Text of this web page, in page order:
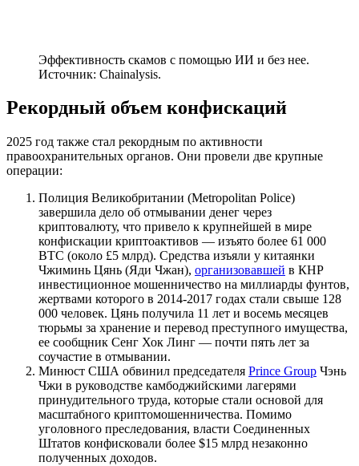
Эффективность скамов с помощью ИИ и без нее.
Источник: Chainalysis.
Рекордный объем конфискаций
2025 год также стал рекордным по активности
правоохранительных органов. Они провели две крупные
операции:
Полиция Великобритании (Metropolitan Police)
завершила дело об отмывании денег через
криптовалюту, что привело к крупнейшей в мире
конфискации криптоактивов — изъято более 61 000
BTC (около £5 млрд). Средства изъяли у китаянки
Чжиминь Цянь (Яди Чжан), организовавшей в КНР
инвестиционное мошенничество на миллиарды фунтов,
жертвами которого в 2014-2017 годах стали свыше 128
000 человек. Цянь получила 11 лет и восемь месяцев
тюрьмы за хранение и перевод преступного имущества,
ее сообщник Сенг Хок Линг — почти пять лет за
соучастие в отмывании.
Минюст США обвинил председателя Prince Group Чэнь
Чжи в руководстве камбоджийскими лагерями
принудительного труда, которые стали основой для
масштабного криптомошенничества. Помимо
уголовного преследования, власти Соединенных
Штатов конфисковали более $15 млрд незаконно
полученных доходов.